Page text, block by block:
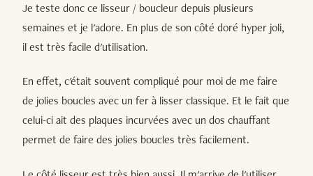
Je teste donc ce lisseur / boucleur depuis plusieurs
semaines et je l'adore. En plus de son côté doré hyper joli,
il est très facile d'utilisation.
En effet, c'était souvent compliqué pour moi de me faire
de jolies boucles avec un fer à lisser classique. Et le fait que
celui-ci ait des plaques incurvées avec un dos chauffant
permet de faire des jolies boucles très facilement.